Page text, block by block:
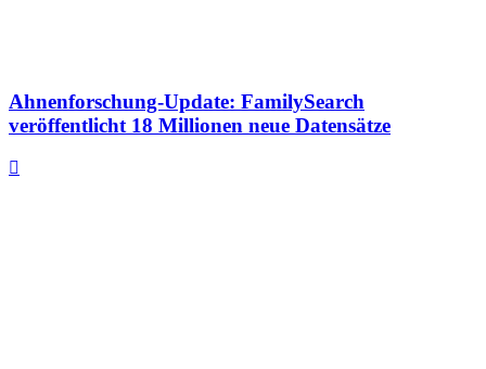
Ahnenforschung-Update: FamilySearch
veröffentlicht 18 Millionen neue Datensätze